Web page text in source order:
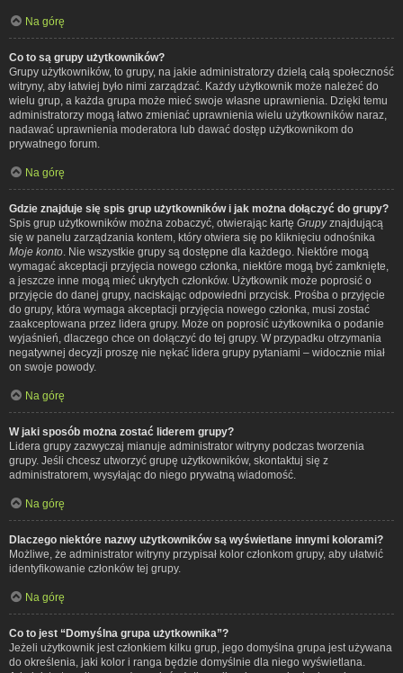
Na górę
Co to są grupy użytkowników?
Grupy użytkowników, to grupy, na jakie administratorzy dzielą całą społeczność
witryny, aby łatwiej było nimi zarządzać. Każdy użytkownik może należeć do
wielu grup, a każda grupa może mieć swoje własne uprawnienia. Dzięki temu
administratorzy mogą łatwo zmieniać uprawnienia wielu użytkowników naraz,
nadawać uprawnienia moderatora lub dawać dostęp użytkownikom do
prywatnego forum.
Na górę
Gdzie znajduje się spis grup użytkowników i jak można dołączyć do grupy?
Spis grup użytkowników można zobaczyć, otwierając kartę Grupyznajdującą
się w panelu zarządzania kontem, który otwiera się po kliknięciu odnośnika
Moje konto . Nie wszystkie grupy są dostępne dla każdego. Niektóre mogą
wymagać akceptacji przyjęcia nowego członka, niektóre mogą być zamknięte,
a jeszcze inne mogą mieć ukrytych członków. Użytkownik może poprosić o
przyjęcie do danej grupy, naciskając odpowiedni przycisk. Prośba o przyjęcie
do grupy, która wymaga akceptacji przyjęcia nowego członka, musi zostać
zaakceptowana przez lidera grupy. Może on poprosić użytkownika o podanie
wyjaśnień, dlaczego chce on dołączyć do tej grupy. W przypadku otrzymania
negatywnej decyzji proszę nie nękać lidera grupy pytaniami – widocznie miał
on swoje powody.
Na górę
W jaki sposób można zostać liderem grupy?
Lidera grupy zazwyczaj mianuje administrator witryny podczas tworzenia
grupy. Jeśli chcesz utworzyć grupę użytkowników, skontaktuj się z
administratorem, wysyłając do niego prywatną wiadomość.
Na górę
Dlaczego niektóre nazwy użytkowników są wyświetlane innymi kolorami?
Możliwe, że administrator witryny przypisał kolor członkom grupy, aby ułatwić
identyfikowanie członków tej grupy.
Na górę
Co to jest “Domyślna grupa użytkownika”?
Jeżeli użytkownik jest członkiem kilku grup, jego domyślna grupa jest używana
do określenia, jaki kolor i ranga będzie domyślnie dla niego wyświetlana.